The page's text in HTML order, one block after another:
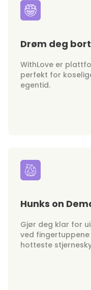
Drøm deg bort
WithLove er
perfekt for
egentid.
Hunks on
Gjør deg klar for
ved fingertuppene
hotteste